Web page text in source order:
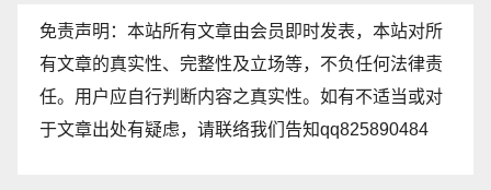
免责声明：本站所有文章由会员即时发表，本站对所
有文章的真实性、完整性及立场等，不负任何法律责
任。用户应自行判断内容之真实性。如有不适当或对
于文章出处有疑虑，请联络我们告知qq825890484